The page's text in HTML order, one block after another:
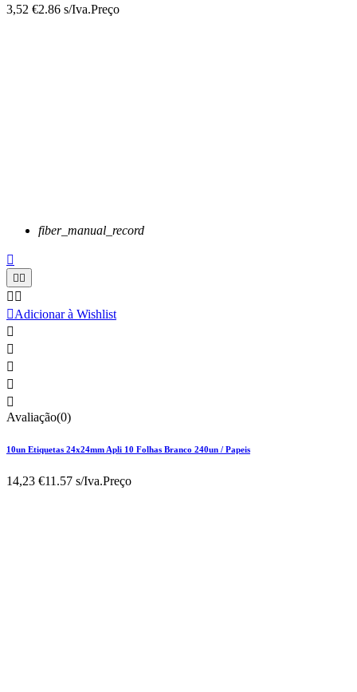
3,52 €2.86 s/Iva.Preço
fiber_manual_record

 
 
Adicionar à Wishlist





Avaliação(0)
10un Etiquetas 24x24mm Apli 10 Folhas Branco 240un / Papeis
14,23 €11.57 s/Iva.Preço